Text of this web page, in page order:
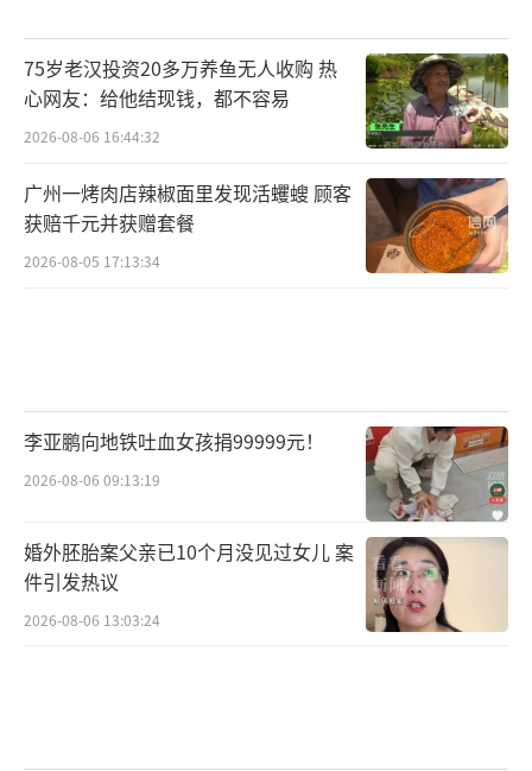
75岁老汉投资20多万养鱼无人收购 热
心网友：给他结现钱，都不容易
2026-08-06 16:44:32
广州一烤肉店辣椒面里发现活蠼螋 顾客
获赔千元并获赠套餐
2026-08-05 17:13:34
李亚鹏向地铁吐血女孩捐99999元！
2026-08-06 09:13:19
婚外胚胎案父亲已10个月没见过女儿 案
件引发热议
2026-08-06 13:03:24